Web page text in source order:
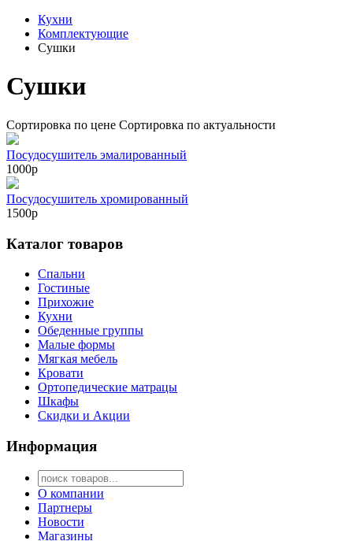
Кухни
Комплектующие
Сушки
Сушки
Сортировка по цене Сортировка по актуальности
Посудосушитель эмалированный
1000р
Посудосушитель хромированный
1500р
Каталог товаров
Спальни
Гостиные
Прихожие
Кухни
Обеденные группы
Малые формы
Мягкая мебель
Кровати
Ортопедические матрацы
Шкафы
Скидки и Акции
Информация
О компании
Партнеры
Новости
Магазины